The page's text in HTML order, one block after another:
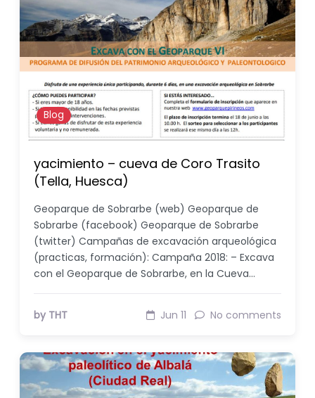
Blog
yacimiento – cueva de Coro Trasito
(Tella, Huesca)
Geoparque de Sobrarbe (web) Geoparque de
Sobrarbe (facebook) Geoparque de Sobrarbe
(twitter) Campañas de excavación arqueológica
(practicas, formación): Campaña 2018: – Excava
con el Geoparque de Sobrarbe, en la Cueva…
by THT Jun 11 No comments